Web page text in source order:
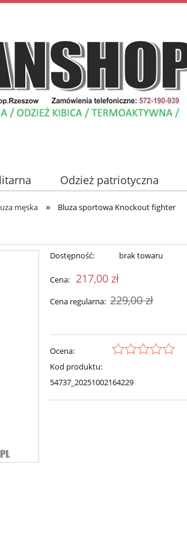
Odzież patriotyczna
Nowości
Promocje Blog
męska » Bluza sportowa Knockout fighter
Dostępność: brak towaru
Cena: 217,00 zł
Cena regularna: 229,00 zł
Ocena:
Kod produktu:
54737_20251002164229